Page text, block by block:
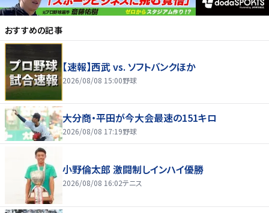
おすすめの記事
【速報】西武 vs. ソフトバンクほか
2026/08/08 15:00野球
大分商・平田が今大会最速の151キロ
2026/08/08 17:19野球
小野倫太郎 激闘制しインハイ優勝
2026/08/08 16:02テニス